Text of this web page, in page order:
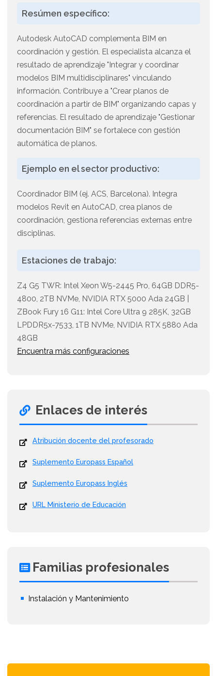
Resúmen específico:
Autodesk AutoCAD complementa BIM en
coordinación y gestión. El especialista alcanza el
resultado de aprendizaje "Integrar y coordinar
modelos BIM multidisciplinares" vinculando
información. Contribuye a "Crear planos de
coordinación a partir de BIM" organizando capas y
referencias. El resultado de aprendizaje "Gestionar
documentación BIM" se fortalece con gestión
automática de planos.
Ejemplo en el sector productivo:
Coordinador BIM (ej. ACS, Barcelona). Integra
modelos Revit en AutoCAD, crea planos de
coordinación, gestiona referencias externas entre
disciplinas.
Estaciones de trabajo:
Z4 G5 TWR: Intel Xeon W5-2445 Pro, 64GB DDR5-
4800, 2TB NVMe, NVIDIA RTX 5000 Ada 24GB |
ZBook Fury 16 G11: Intel Core Ultra 9 285K, 32GB
LPDDR5x-7533, 1TB NVMe, NVIDIA RTX 5880 Ada
48GB
Encuentra más configuraciones
Enlaces de interés
Atribución docente del profesorado
Suplemento Europass Español
Suplemento Europass Inglés
URL Ministerio de Educación
Familias profesionales
Instalación y Mantenimiento